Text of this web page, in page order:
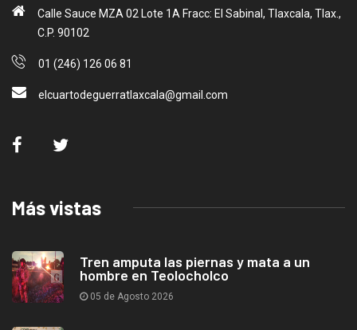
Calle Sauce MZA 02 Lote 1A Fracc: El Sabinal, Tlaxcala, Tlax.,
C.P. 90102
01 (246) 126 06 81
elcuartodeguerratlaxcala@gmail.com
Más vistas
Tren amputa las piernas y mata a un
hombre en Teolocholco
05 de Agosto 2026